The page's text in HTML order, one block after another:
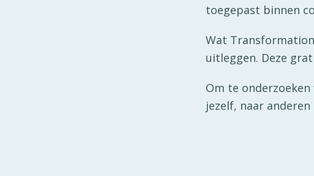
toegepast binnen
Wat
uitleggen. Deze
Om te
jezelf, naar